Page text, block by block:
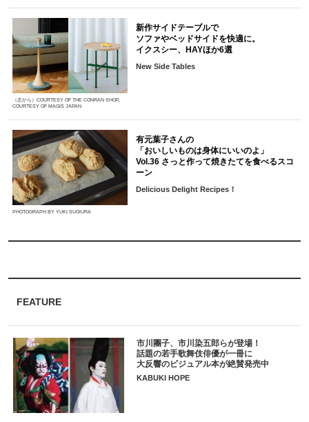
FEATURE
市川團子、市川染五郎らが登場！
話題の若手歌舞伎俳優が一冊に
大反響のビジュアル本が絶賛発売中
KABUKI HOPE
（左から）COURTESY OF THE CONRAN SHOP,
COURTESY OF MAGIS JAPAN
新作サイドテーブルで
ソファやベッドサイドを快適に。
イクスシー、HAYほか6選
New Side Tables
PHOTOGRAPH BY YUKI SUGIURA
有元葉子さんの
「おいしいものは身体にいいのよ」
Vol.36 さっと作って焼きたてを食べるスコ
ーン
Delicious Delight Recipes！